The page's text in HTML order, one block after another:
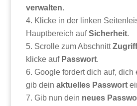
verwalten.
Klicke in der linken
Hauptbereich aufSicherheit.
Scrolle zum Abschnitt
klicke auf Passwort.
Google fordert dich auf, dich
gib deinaktuelles Passwort
Gib nun dein neues